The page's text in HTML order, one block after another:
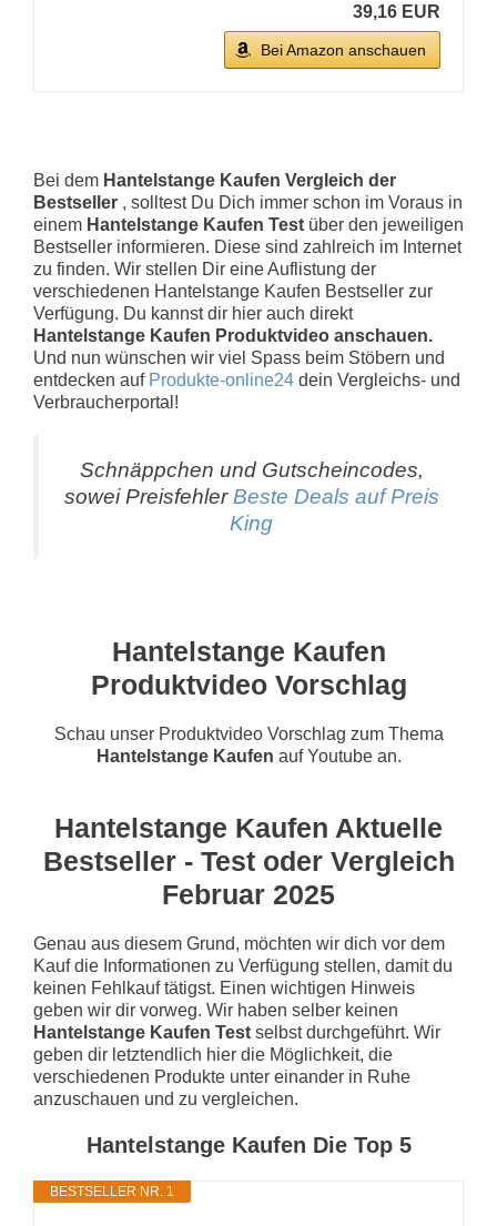
39,16 EUR
Bei Amazon anschauen
Bei dem Hantelstange Kaufen Vergleich der
Bestseller , solltest Du Dich immer schon im Voraus in
einem Hantelstange Kaufen Test über den jeweiligen
Bestseller informieren. Diese sind zahlreich im Internet
zu finden. Wir stellen Dir eine Auflistung der
verschiedenen Hantelstange Kaufen Bestseller zur
Verfügung. Du kannst dir hier auch direkt
Hantelstange Kaufen Produktvideo anschauen.
Und nun wünschen wir viel Spass beim Stöbern und
entdecken auf Produkte-online24 dein Vergleichs- und
Verbraucherportal!
Schnäppchen und Gutscheincodes,
sowei Preisfehler Beste Deals auf Preis
King
Hantelstange Kaufen
Produktvideo Vorschlag
Schau unser Produktvideo Vorschlag zum Thema
Hantelstange Kaufen auf Youtube an.
Hantelstange Kaufen Aktuelle
Bestseller - Test oder Vergleich
Februar 2025
Genau aus diesem Grund, möchten wir dich vor dem
Kauf die Informationen zu Verfügung stellen, damit du
keinen Fehlkauf tätigst. Einen wichtigen Hinweis
geben wir dir vorweg. Wir haben selber keinen
Hantelstange Kaufen Test selbst durchgeführt. Wir
geben dir letztendlich hier die Möglichkeit, die
verschiedenen Produkte unter einander in Ruhe
anzuschauen und zu vergleichen.
Hantelstange Kaufen Die Top 5
BESTSELLER NR. 1